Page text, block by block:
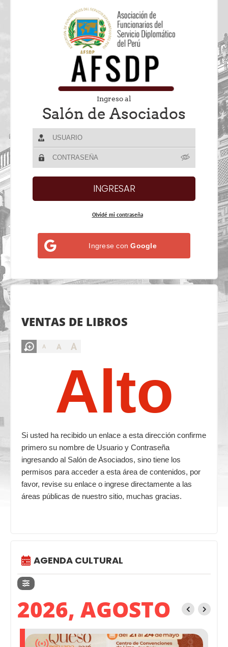
Ingreso al
Salón de Asociados
Olvidé mi contraseña
Ingrese conGoogle
VENTAS DE LIBROS
A A A
Alto
Si usted ha recibido un enlace a esta dirección confirme
primero su nombre de Usuario y Contraseña
ingresando al Salón de Asociados, sino tiene los
permisos para acceder a esta área de contenidos, por
favor, revise su enlace o ingrese directamente a las
áreas públicas de nuestro sitio, muchas gracias.
AGENDA CULTURAL
2026, AGOSTO